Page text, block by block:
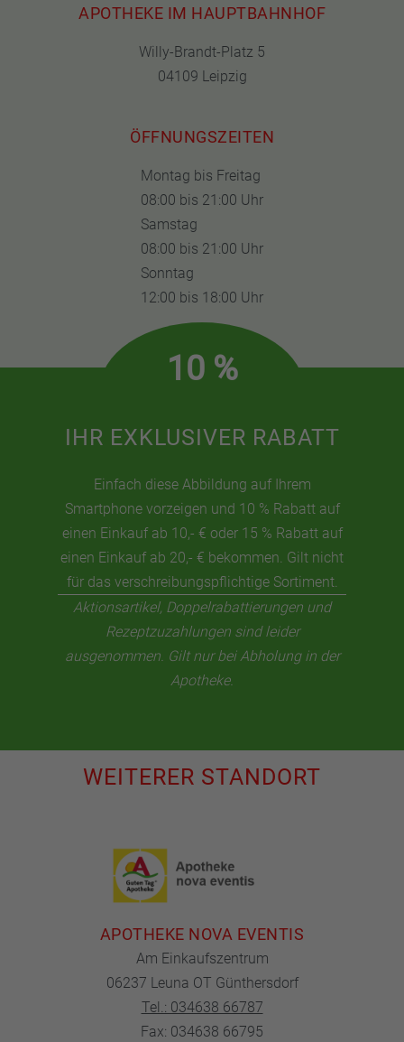
APOTHEKE IM HAUPTBAHNHOF
Willy-Brandt-Platz 5
04109 Leipzig
ÖFFNUNGSZEITEN
Montag bis Freitag
08:00 bis 21:00 Uhr
Samstag
08:00 bis 21:00 Uhr
Sonntag
12:00 bis 18:00 Uhr
10 %
IHR EXKLUSIVER RABATT
Einfach diese Abbildung auf Ihrem
Smartphone vorzeigen und 10 % Rabatt auf
einen Einkauf ab 10,- € oder 15 % Rabatt auf
einen Einkauf ab 20,- € bekommen. Gilt nicht
für das verschreibungspflichtige Sortiment.
Aktionsartikel, Doppelrabattierungen und
Rezeptzuzahlungen sind leider
ausgenommen. Gilt nur bei Abholung in der
Apotheke.
WEITERER STANDORT
APOTHEKE NOVA EVENTIS
Am Einkaufszentrum
06237 Leuna OT Günthersdorf
Tel.: 034638 66787
Fax: 034638 66795